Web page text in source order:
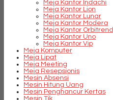
Meja Kantor Indachi
Meja Kantor Lion
Meja Kantor Lunar
Meja Kantor Modera
Meja Kantor Orbitrend
Meja Kantor Uno
Meja Kantor Vip
Meja Komputer
Meja Lipat
Meja Meeting
Meja Resepsionis
Mesin Absensi
Mesin Hitung Uang
Mesin Penghancur Kertas
Mesin Tik